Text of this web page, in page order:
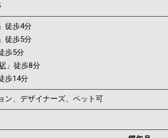
」徒歩4分
」徒歩5分
歩5分
」徒歩8分
歩14分
ン、デザイナーズ、ペット可